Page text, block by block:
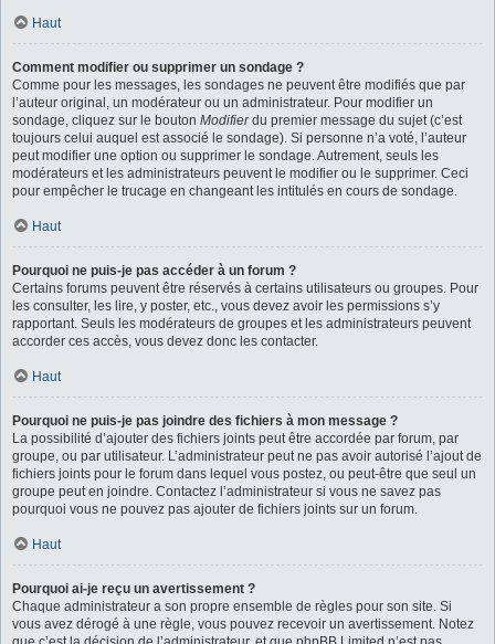
Haut
Comment modifier ou supprimer un sondage ?
Comme pour les messages, les sondages ne peuvent être modifiés que par
l’auteur original, un modérateur ou un administrateur. Pour modifier un
sondage, cliquez sur le bouton Modifierdu premier message du sujet (c’est
toujours celui auquel est associé le sondage). Si personne n’a voté, l’auteur
peut modifier une option ou supprimer le sondage. Autrement, seuls les
modérateurs et les administrateurs peuvent le modifier ou le supprimer. Ceci
pour empêcher le trucage en changeant les intitulés en cours de sondage.
Haut
Pourquoi ne puis-je pas accéder à un forum ?
Certains forums peuvent être réservés à certains utilisateurs ou groupes. Pour
les consulter, les lire, y poster, etc., vous devez avoir les permissions s’y
rapportant. Seuls les modérateurs de groupes et les administrateurs peuvent
accorder ces accès, vous devez donc les contacter.
Haut
Pourquoi ne puis-je pas joindre des fichiers à mon message ?
La possibilité d’ajouter des fichiers joints peut être accordée par forum, par
groupe, ou par utilisateur. L’administrateur peut ne pas avoir autorisé l’ajout de
fichiers joints pour le forum dans lequel vous postez, ou peut-être que seul un
groupe peut en joindre. Contactez l’administrateur si vous ne savez pas
pourquoi vous ne pouvez pas ajouter de fichiers joints sur un forum.
Haut
Pourquoi ai-je reçu un avertissement ?
Chaque administrateur a son propre ensemble de règles pour son site. Si
vous avez dérogé à une règle, vous pouvez recevoir un avertissement. Notez